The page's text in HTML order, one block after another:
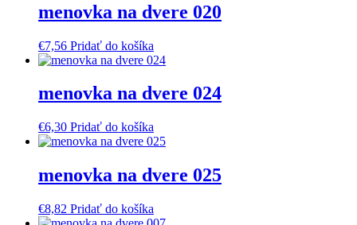
menovka na dvere 020
€7,56 Pridať do košíka
menovka na dvere 024
€6,30 Pridať do košíka
menovka na dvere 025
€8,82 Pridať do košíka